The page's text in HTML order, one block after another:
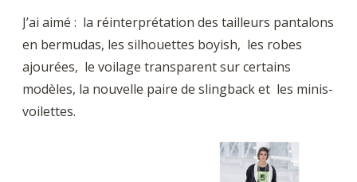
J’ai aimé : la réinterprétation des tailleurs pantalons
en bermudas, les silhouettes boyish, les robes
ajourées, le voilage transparent sur certains
modèles, la nouvelle paire de slingback et les minis-
voilettes.